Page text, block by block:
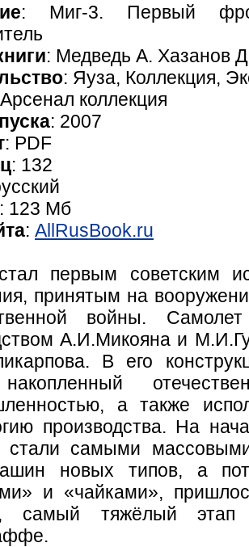
: Миг-3. Первый
: Медведь А. Хазанов
: Яуза, Коллекция,
коллекция
: 2007
: PDF
: 132
: 123 Мб
: AllRusBook.ru
первым советским
принятым на
войны.
А.И.Микояна и
В его
а также
производства. На
стали самыми
новых типов, а
и «чайками»,
самый тяжёлый